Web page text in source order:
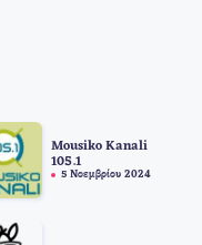
Mousiko Kanali
105.1
5 Νοεμβρίου 2024